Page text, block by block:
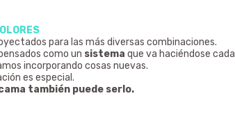
para las más diversas combinaciones.
como un sistema que va haciéndose cada
incorporando cosas nuevas.
es especial.
también puede serlo.